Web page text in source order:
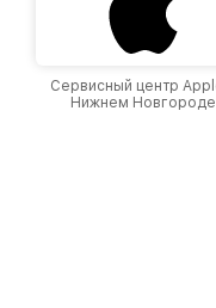
Сервисный центр
Нижнем Новгороде